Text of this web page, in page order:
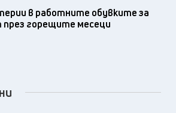
в работните обувките за
през горещите месеци